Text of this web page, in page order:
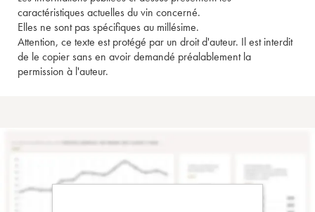
caractéristiques actuelles du vin concerné.
Elles ne sont pas spécifiques au millésime.
Attention, ce texte est protégé par un droit d'auteur. Il est interdit
de le copier sans en avoir demandé préalablement la
permission à l'auteur.